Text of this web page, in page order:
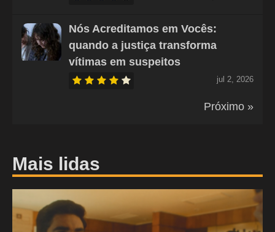
Nós Acreditamos em Vocês:
quando a justiça transforma
vítimas em suspeitos
jul 2, 2026
Próximo »
Mais lidas